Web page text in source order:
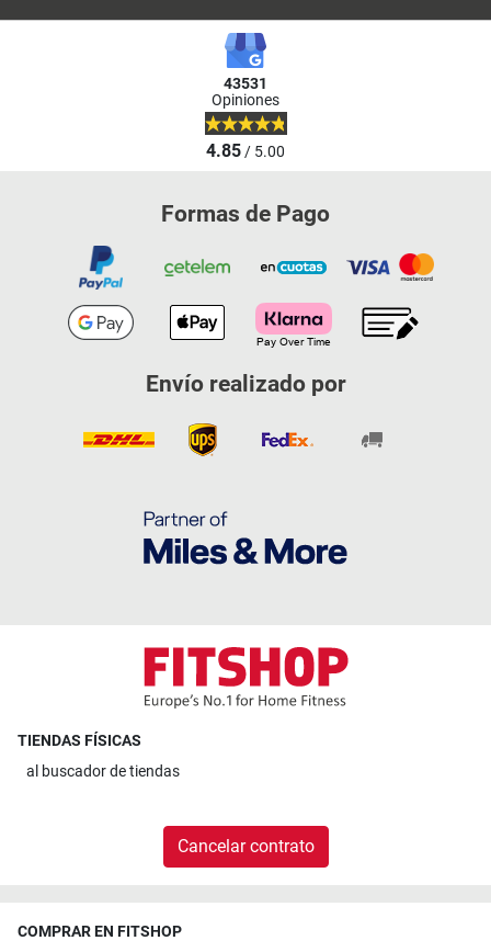
43531
Opiniones
4.85/ 5.00
Formas de Pago
Envío realizado por
TIENDAS FÍSICAS
al buscador de tiendas
Cancelar contrato
COMPRAR EN FITSHOP